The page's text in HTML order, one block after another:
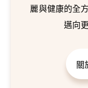
麗與健康的全
邁向
關